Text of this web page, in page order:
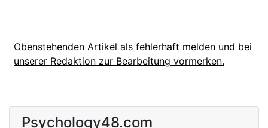
Obenstehenden Artikel als fehlerhaft melden und bei
unserer Redaktion zur Bearbeitung vormerken.
Psychology48.com